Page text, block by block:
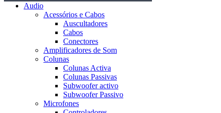
Audio
Acessórios e Cabos
Auscultadores
Cabos
Conectores
Amplificadores de Som
Colunas
Colunas Activa
Colunas Passivas
Subwoofer activo
Subwoofer Passivo
Microfones